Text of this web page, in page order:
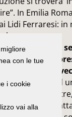
In Emilia
Lidi Ferraresi:
attivita’ di
e proprie
l’Europa,
possibilita’ ad
Marittima.
mercato: e’
con le tue
i cookie
vai alla